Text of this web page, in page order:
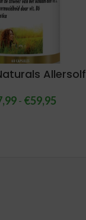
Allersolf
- €59,95